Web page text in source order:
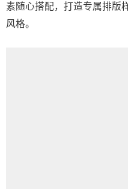
素随心搭配，打造专属排版
风格。